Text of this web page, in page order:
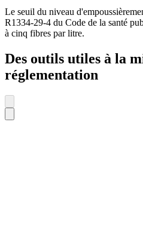
Le seuil du niveau
R1334-29-4 du Code de la santé
à cinq fibres par litre.
Des outils utiles à la
réglementation